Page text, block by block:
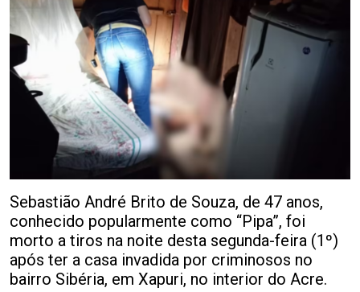
Sebastião André Brito de Souza, de 47 anos,
conhecido popularmente como “Pipa”, foi
morto a tiros na noite desta segunda-feira (1º)
após ter a casa invadida por criminosos no
bairro Sibéria, em Xapuri, no interior do Acre.